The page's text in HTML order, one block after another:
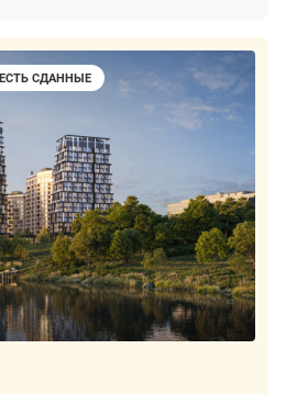
ЕСТЬ СДАННЫЕ